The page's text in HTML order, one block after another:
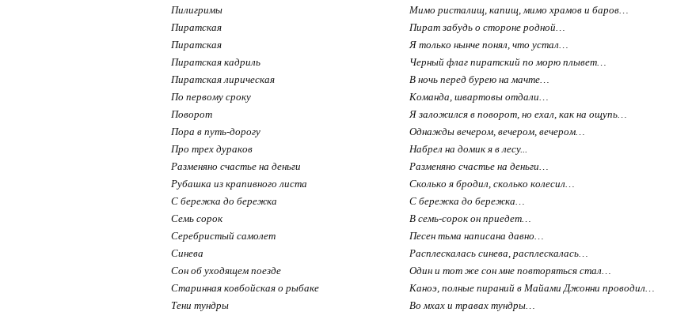
Пилигримы
Мимо ристалищ, капищ, мимо храмов и баров…
Пиратская
Пират забудь о стороне родной…
Пиратская
Я только нынче понял, что устал…
Пиратская кадриль
Черный флаг пиратский по морю плывет…
Пиратская лирическая
В ночь перед бурею на мачте…
По первому сроку
Команда, швартовы отдали…
Поворот
Я заложился в поворот, но ехал, как на ощупь…
Пора в путь-дорогу
Однажды вечером, вечером, вечером…
Про трех дураков
Набрел на домик я в лесу...
Разменяно счастье на деньги
Разменяно счастье на деньги…
Рубашка из крапивного листа
Сколько я бродил, сколько колесил…
С бережка до бережка
С бережка до бережка…
Семь сорок
В семь-сорок он приедет…
Серебристый самолет
Песен тьма написана давно…
Синева
Расплескалась синева, расплескалась…
Сон об уходящем поезде
Один и тот же сон мне повторяться стал…
Старинная ковбойская о рыбаке
Каноэ, полные пираний в Майами Джонни проводил…
Тени тундры
Во мхах и травах тундры…